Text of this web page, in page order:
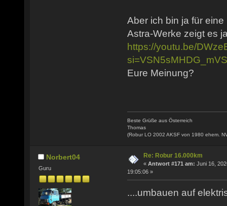
Aber ich bin ja für
Astra-Werke zeigt es
https://youtu.be/
Eure Meinung?
Beste Grüße aus Österreich
Thomas
(Robur LO 2002 AKSF von 1980 ehem.
Norbert04
Guru
Re: Robur 16.000km
« Antwort #171 am: Juni 16,
19:05:06 »
....umbauen auf